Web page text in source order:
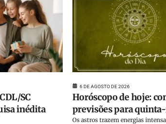
SC
inédita
6 DE AGOSTO DE 2026
Horóscopo de hoje:
previsões para
Os astros trazem energias